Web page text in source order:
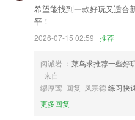
希望能找到一款好玩又适合
平！
2026-07-15 02:59 推荐
闵诚岩 ：菜鸟求推荐一些
来自
缪厚莺 回复 凤宗德 练习快
更多回复